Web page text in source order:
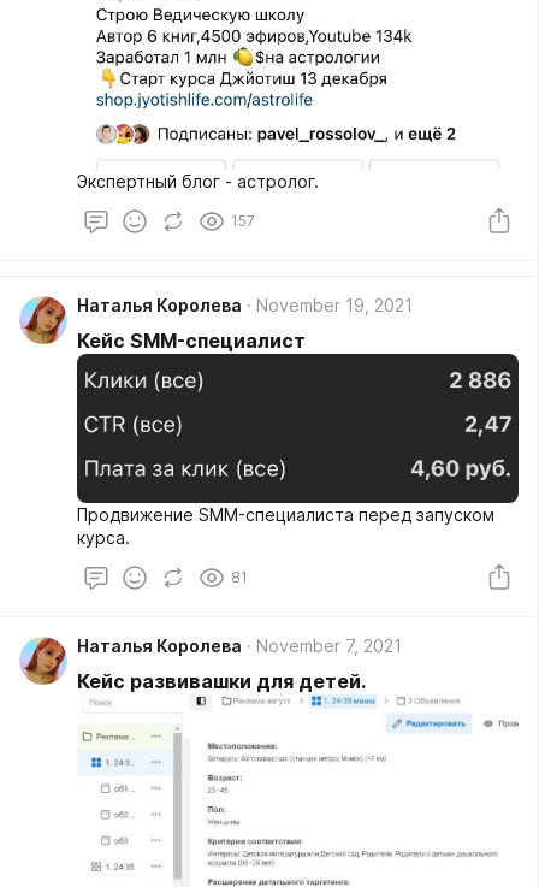
Экспертный блог - астролог.
157
Наталья Королева November 19, 2021
Кейс SMM-специалист
Продвижение SMM-специалиста перед запуском
курса.
81
Наталья Королева November 7, 2021
Кейс развивашки для детей.